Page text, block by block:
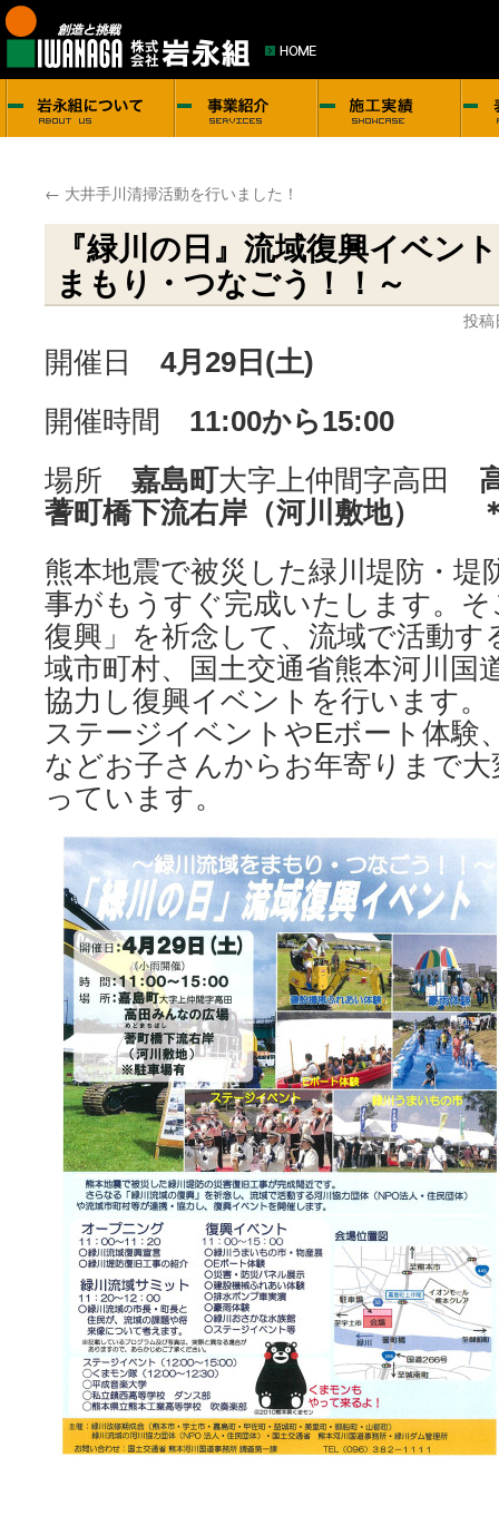
← 大井手川清掃活動を行いました！
『緑川の日』流域復興イベ
まもり・つなごう！！～
投稿
開催日 4月29日(土)
開催時間 11:00から15:00
場所 嘉島町大字上仲間字高田
蓍町橋下流右岸（河川敷地）
熊本地震で被災した緑川堤防・堤
事がもうすぐ完成いたします。
復興」を祈念して、流域で活動す
域市町村、国土交通省熊本河川国
協力し復興イベントを行います。
ステージイベントやEボート体験
などお子さんからお年寄りまで
っています。